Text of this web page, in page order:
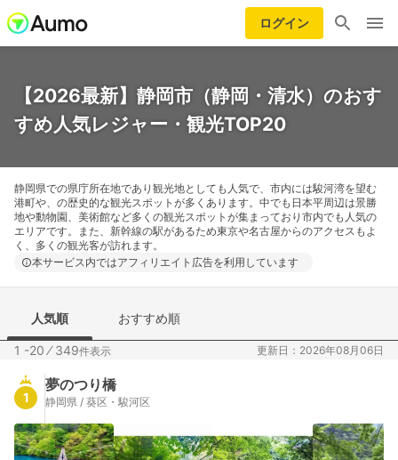
ログイン
【2026最新】静岡市（静岡・清水）のおす
すめ人気レジャー・観光TOP20
静岡県での県庁所在地であり観光地としても人気で、市内には駿河湾を望む
港町や、の歴史的な観光スポットが多くあります。中でも日本平周辺は景勝
地や動物園、美術館など多くの観光スポットが集まっており市内でも人気の
エリアです。また、新幹線の駅があるため東京や名古屋からのアクセスもよ
く、多くの観光客が訪れます。
本サービス内ではアフィリエイト広告を利用しています
人気順 おすすめ順
1 -20 ⁄349件表示 更新日：2026年08月06日
1
夢のつり橋
静岡県 / 葵区・駿河区